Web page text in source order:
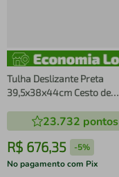
Tulha Deslizante Preta
39,5x38x44cm Cesto de
Schmitt Quadrada 35kg
23.732 pontos
R$ 676,35 -5%
No pagamento com Pix